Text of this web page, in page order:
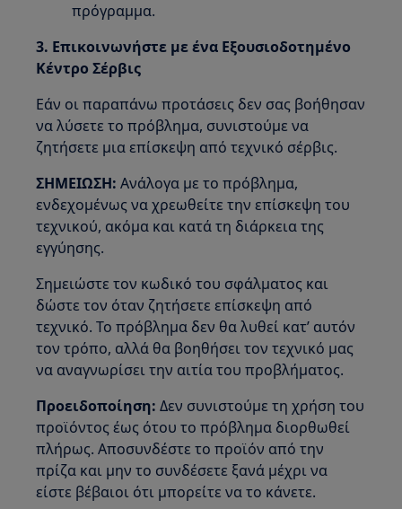
πρόγραμμα.
3. Επικοινωνήστε με ένα Εξουσιοδοτημένο
Κέντρο Σέρβις
Εάν οι παραπάνω προτάσεις δεν σας βοήθησαν
να λύσετε το πρόβλημα, συνιστούμε να
ζητήσετε μια επίσκεψη από τεχνικό σέρβις.
ΣΗΜΕΙΩΣΗ:Ανάλογα με το πρόβλημα,
ενδεχομένως να χρεωθείτε την επίσκεψη του
τεχνικού, ακόμα και κατά τη διάρκεια της
εγγύησης.
Σημειώστε τον κωδικό του σφάλματος και
δώστε τον όταν ζητήσετε επίσκεψη από
τεχνικό. Το πρόβλημα δεν θα λυθεί κατ’ αυτόν
τον τρόπο, αλλά θα βοηθήσει τον τεχνικό μας
να αναγνωρίσει την αιτία του προβλήματος.
Προειδοποίηση: Δεν συνιστούμε τη χρήση του
προϊόντος έως ότου το πρόβλημα διορθωθεί
πλήρως. Αποσυνδέστε το προϊόν από την
πρίζα και μην το συνδέσετε ξανά μέχρι να
είστε βέβαιοι ότι μπορείτε να το κάνετε.